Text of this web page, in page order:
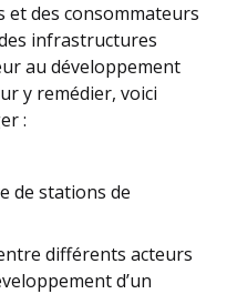
et des consommateurs
infrastructures
au développement
y remédier, voici
:
de stations de
différents acteurs
d’un